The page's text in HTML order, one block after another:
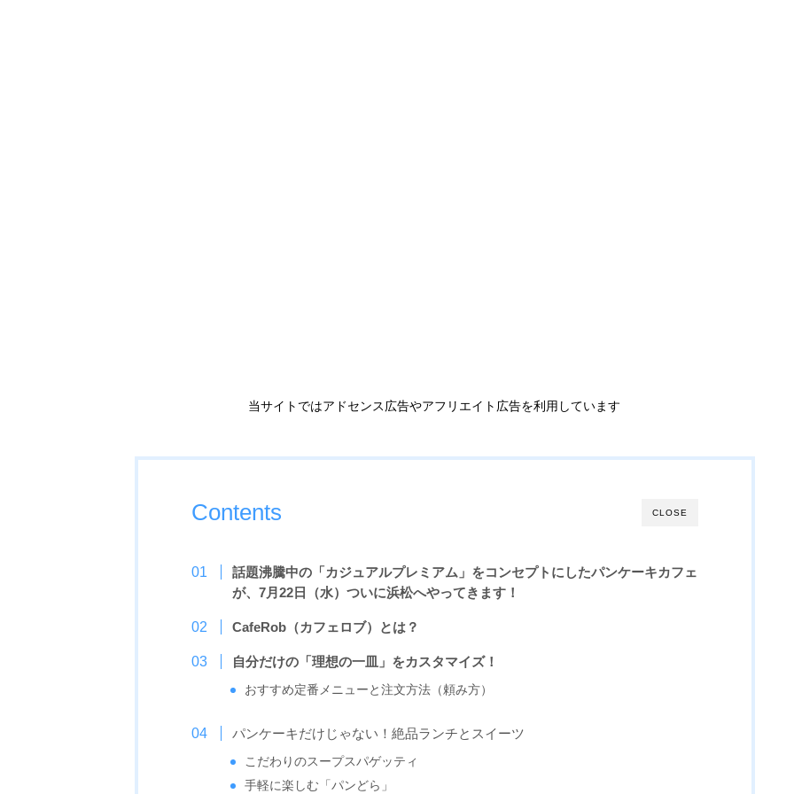
当サイトではアドセンス広告やアフリエイト広告を利用しています
CLOSE
Contents
話題沸騰中の「カジュアルプレミアム」をコンセプトにしたパンケーキカフェ
が、7月22日（水）ついに浜松へやってきます！
CafeRob（カフェロブ）とは？
自分だけの「理想の一皿」をカスタマイズ！
おすすめ定番メニューと注文方法（頼み方）
パンケーキだけじゃない！絶品ランチとスイーツ
こだわりのスープスパゲッティ
手軽に楽しむ「パンどら」